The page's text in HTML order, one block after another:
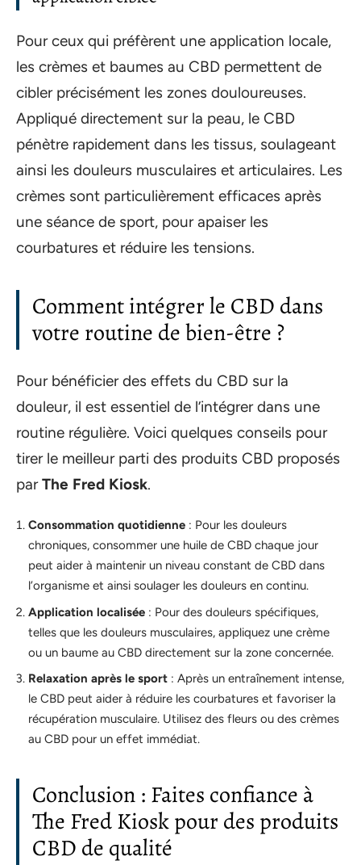
Pour ceux qui préfèrent une application locale,
les crèmes et baumes au CBD permettent de
cibler précisément les zones douloureuses.
Appliqué directement sur la peau, le CBD
pénètre rapidement dans les tissus, soulageant
ainsi les douleurs musculaires et articulaires. Les
crèmes sont particulièrement efficaces après
une séance de sport, pour apaiser les
courbatures et réduire les tensions.
Comment intégrer le CBD dans
votre routine de bien-être ?
Pour bénéficier des effets du CBD sur la
douleur, il est essentiel de l’intégrer dans une
routine régulière. Voici quelques conseils pour
tirer le meilleur parti des produits CBD proposés
parThe Fred Kiosk.
Consommation quotidienne : Pour les douleurs
chroniques, consommer une huile de CBD chaque jour
peut aider à maintenir un niveau constant de CBD dans
l’organisme et ainsi soulager les douleurs en continu.
Application localisée : Pour des douleurs spécifiques,
telles que les douleurs musculaires, appliquez une crème
ou un baume au CBD directement sur la zone concernée.
Relaxation après le sport : Après un entraînement intense,
le CBD peut aider à réduire les courbatures et favoriser la
récupération musculaire. Utilisez des fleurs ou des crèmes
au CBD pour un effet immédiat.
Conclusion : Faites confiance à
The Fred Kiosk pour des produits
CBD de qualité